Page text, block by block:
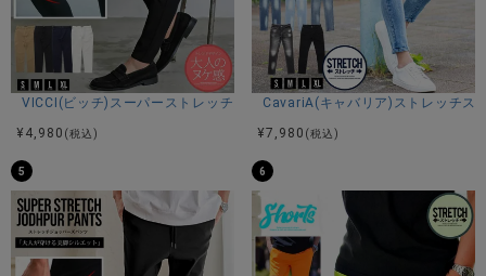
ウエストは全周ゴム仕様に加えて、ドローコード付きでサイ
ズ調整が可能。
リラックス感のある穿き心地ながら、脚のラインにきれいに
フィットするテーパードシルエットで、カジュアルながらも
洗練された印象を演出します。
さらに、サイドとヒップ部分にはポケットを配置しており、
また、ストリート、カジュアル、きれいめ、古着系など、ど
んなスタイルにも馴染む万能なデザイン。
ユニセックス仕様なので、メンズ・レディース問わず着用で
き、カップルコーデやペアルックもおすすめです。
さらに、別売りの同素材トップスも展開しており、セットア
VICCI(ビッチ)スーパーストレッチスリムテーパードアンクルパンツ/全4色
¥ 4,980 (税込)
CavariA(キャバリア)ストレッチス
¥7,980 (税込)
5 6